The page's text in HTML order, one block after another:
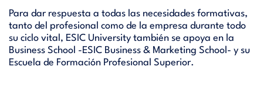
Para dar respuesta a todas las necesidades formativas,
tanto del profesional como de la empresa durante todo
su ciclo vital, ESIC University también se apoya en la
Business School -ESIC Business & Marketing School- y su
Escuela de Formación Profesional Superior.